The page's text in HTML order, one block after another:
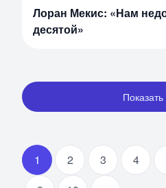
Лоран Мекис: «Нам
десятой»
1 2 3 4